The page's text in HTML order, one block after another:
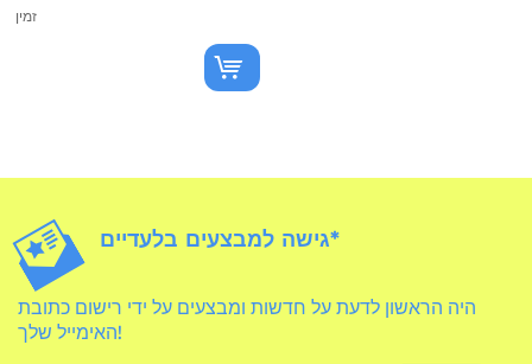
זמין
גישה למבצעים בלעדיים*
היה הראשון לדעת על חדשות ומבצעים על ידי רישום כתובת
האימייל שלך!